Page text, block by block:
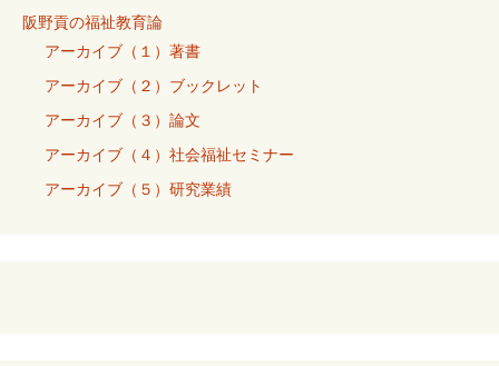
阪野貢の福祉教育論
アーカイブ（１）著書
アーカイブ（２）ブックレット
アーカイブ（３）論文
アーカイブ（４）社会福祉セミナー
アーカイブ（５）研究業績